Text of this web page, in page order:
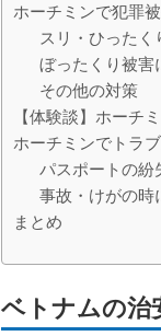
ホーチミンで犯罪
スリ・ひった
ぼったくり被害
その他の対策
【体験談】ホーチ
ホーチミンでトラ
パスポートの紛
事故・けがの時
まとめ
ベトナムの治